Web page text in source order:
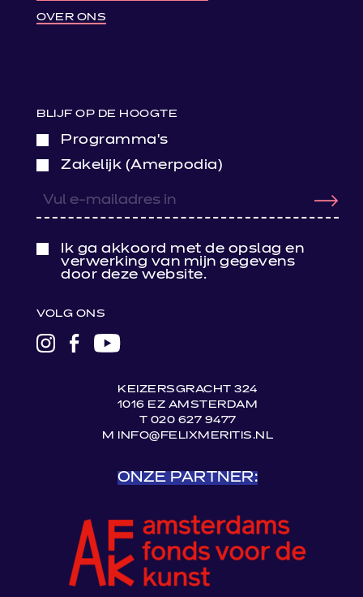
OVER ONS
BLIJF OP DE HOOGTE
Programma’s
Zakelijk (Amerpodia)
Ik ga akkoord met de opslag en
verwerking van mijn gegevens
door deze website.
VOLG ONS
LINK
LINKLINK
KEIZERSGRACHT 324
1016 EZ AMSTERDAM
T 020 627 9477
M INFO@FELIXMERITIS.NL
ONZE PARTNER: